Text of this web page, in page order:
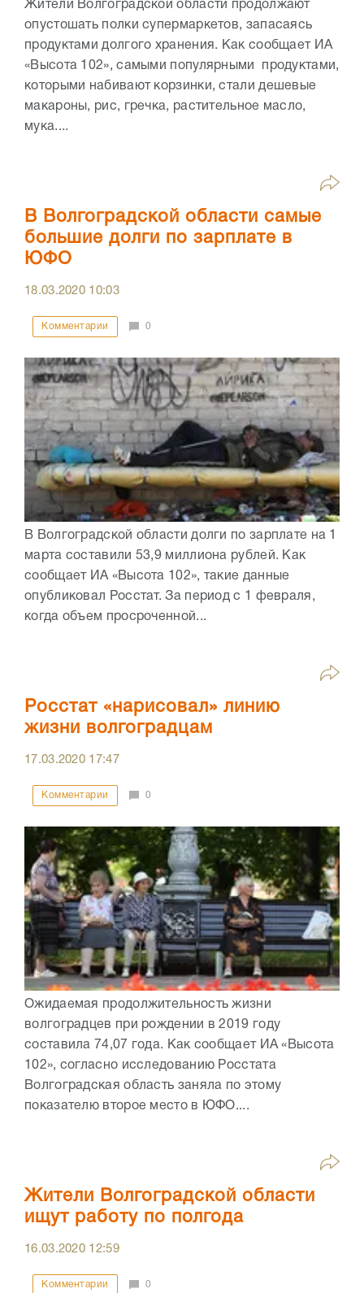
Жители Волгоградской области продолжают
опустошать полки супермаркетов, запасаясь
продуктами долгого хранения. Как сообщает ИА
«Высота 102», самыми популярными продуктами,
которыми набивают корзинки, стали дешевые
макароны, рис, гречка, растительное масло,
мука....
В Волгоградской области самые
большие долги по зарплате в
ЮФО
18.03.2020 10:03
Комментарии 0
В Волгоградской области долги по зарплате на 1
марта составили 53,9 миллиона рублей. Как
сообщает ИА «Высота 102», такие данные
опубликовал Росстат. За период с 1 февраля,
когда объем просроченной...
Росстат «нарисовал» линию
жизни волгоградцам
17.03.2020 17:47
Комментарии 0
Ожидаемая продолжительность жизни
волгоградцев при рождении в 2019 году
составила 74,07 года. Как сообщает ИА «Высота
102», согласно исследованию Росстата
Волгоградская область заняла по этому
показателю второе место в ЮФО....
Жители Волгоградской области
ищут работу по полгода
16.03.2020 12:59
Комментарии 0